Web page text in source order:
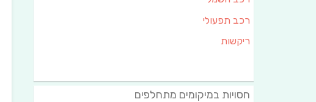
רכב תפעולי
ריקשות
חסויות במיקומים מתחלפים